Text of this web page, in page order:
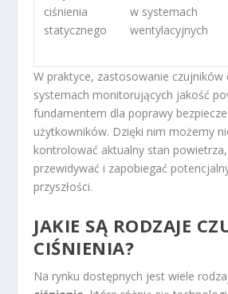
ciśnienia
statycznego
w systemach
wentylacyjnych
W praktyce, zastosowanie czujników
systemach monitorujących jakość
fundamentem dla poprawy
użytkowników. Dzięki nim możemy
kontrolować aktualny stan
przewidywać i zapobiegać
przyszłości.
JAKIE SĄ RODZAJE
CIŚNIENIA?
Na rynku dostępnych jest wiele